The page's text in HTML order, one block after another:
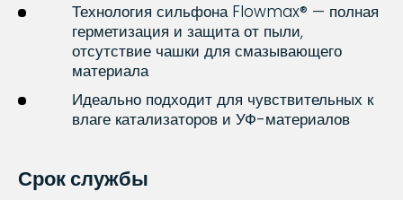
Технология сильфона Flowmax® — полная
герметизация и защита от пыли,
отсутствие чашки для смазывающего
материала
Идеально подходит для чувствительных к
влаге катализаторов и УФ-материалов
Срок службы